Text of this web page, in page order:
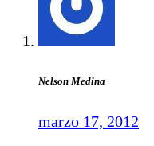
Nelson Medina
marzo 17, 2012